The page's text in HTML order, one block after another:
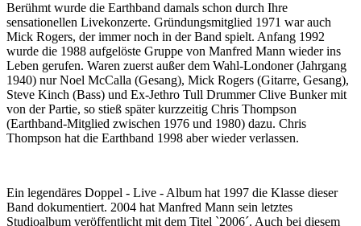
Berühmt wurde die Earthband damals schon durch Ihre
sensationellen Livekonzerte. Gründungsmitglied 1971 war auch
Mick Rogers, der immer noch in der Band spielt. Anfang 1992
wurde die 1988 aufgelöste Gruppe von Manfred Mann wieder ins
Leben gerufen. Waren zuerst außer dem Wahl-Londoner (Jahrgang
1940) nur Noel McCalla (Gesang), Mick Rogers (Gitarre, Gesang),
Steve Kinch (Bass) und Ex-Jethro Tull Drummer Clive Bunker mit
von der Partie, so stieß später kurzzeitig Chris Thompson
(Earthband-Mitglied zwischen 1976 und 1980) dazu. Chris
Thompson hat die Earthband 1998 aber wieder verlassen.
Ein legendäres Doppel - Live - Album hat 1997 die Klasse dieser
Band dokumentiert. 2004 hat Manfred Mann sein letztes
Studioalbum veröffentlicht mit dem Titel `2006´. Auch bei diesem